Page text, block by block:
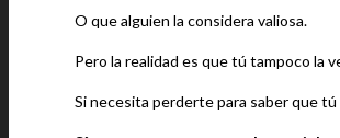
O que alguien la considera valiosa.
Pero la realidad es que tú tampoco la
Si necesita perderte para saber que tú